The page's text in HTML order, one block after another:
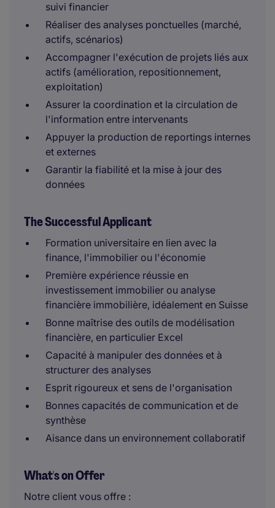
suivi financier
Réaliser des analyses ponctuelles (marché,
actifs, scénarios)
Accompagner l'exécution de projets liés aux
actifs (amélioration, repositionnement,
exploitation)
Assurer la coordination et la circulation de
l'information entre intervenants
Appuyer la production de reportings internes
et externes
Garantir la fiabilité et la mise à jour des
données
The Successful Applicant
Formation universitaire en lien avec la
finance, l'immobilier ou l'économie
Première expérience réussie en
investissement immobilier ou analyse
financière immobilière, idéalement en Suisse
Bonne maîtrise des outils de modélisation
financière, en particulier Excel
Capacité à manipuler des données et à
structurer des analyses
Esprit rigoureux et sens de l'organisation
Bonnes capacités de communication et de
synthèse
Aisance dans un environnement collaboratif
What's on Offer
Notre client vous offre :